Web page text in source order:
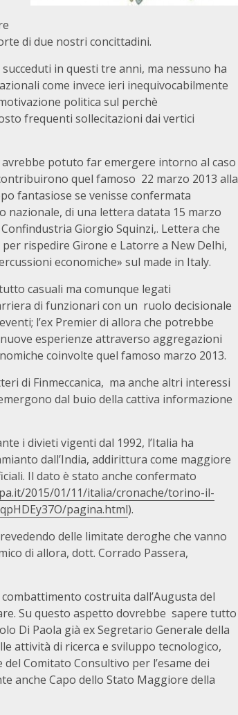
di due nostri concittadini.
in questi tre anni, ma nessuno ha
come invece ieri inequivocabilmente
politica sul perchè
frequenti sollecitazioni dai vertici
potuto far emergere intorno al caso
quel famoso 22 marzo 2013 alla
fantasiose se venisse confermata
nazionale, di una lettera datata 15 marzo
Giorgio Squinzi,. Lettera che
rispedire Girone e Latorre a New Delhi,
economiche» sul made in Italy.
casuali ma comunque legati
di funzionari con un ruolo decisionale
l’ex Premier di allora che potrebbe
esperienze attraverso aggregazioni
coinvolte quel famoso marzo 2013.
di Finmeccanica, ma anche altri interessi
dal buio della cattiva informazione
i divieti vigenti dal 1992, l’Italia ha
dall’India, addirittura come maggiore
Il dato è stato anche confermato
2015/01/11/italia/cronache/torino-il-
pagina.html).
delle limitate deroghe che vanno
di allora, dott. Corrado Passera,
costruita dall’Augusta del
Su questo aspetto dovrebbe sapere tutto
Di Paola già ex Segretario Generale della
attività di ricerca e sviluppo tecnologico,
Comitato Consultivo per l’esame dei
anche Capo dello Stato Maggiore della